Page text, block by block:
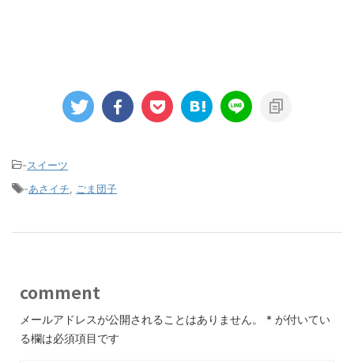
-スイーツ
-あさイチ ごま団子
comment
メールアドレスが公開されることはありません。 * が付いてい
る欄は必須項目です